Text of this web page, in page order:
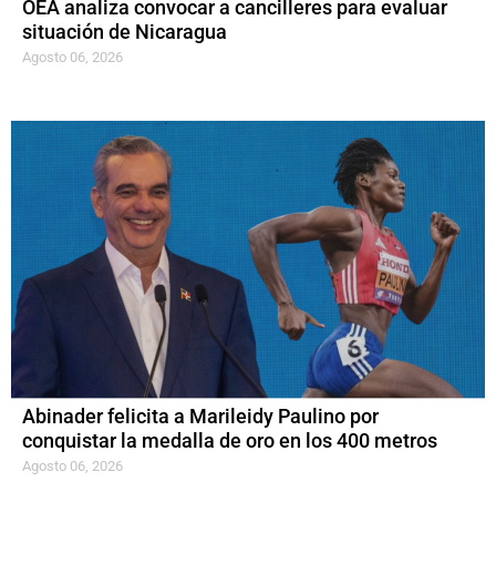
OEA analiza convocar a cancilleres para evaluar
situación de Nicaragua
Agosto 06, 2026
Abinader felicita a Marileidy Paulino por
conquistar la medalla de oro en los 400 metros
Agosto 06, 2026